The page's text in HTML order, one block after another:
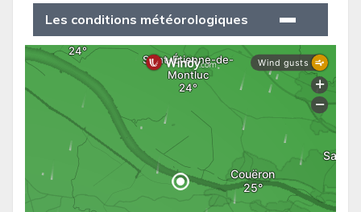
Les conditions météorologiques